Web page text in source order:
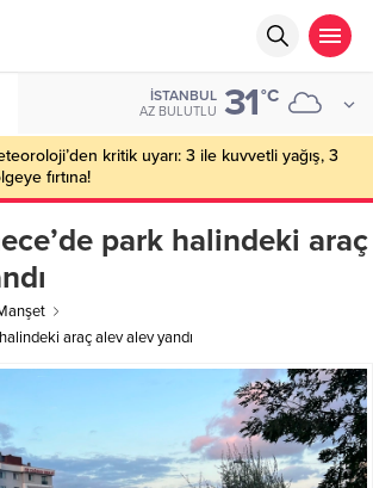
İSTANBUL
AZ BULUTLU 31°C
kritik uyarı: 3 ile kuvvetli yağış, 3
fırtına!
park halindeki araç
araç alev alev yandı